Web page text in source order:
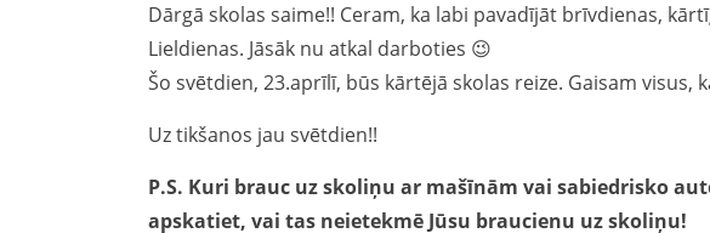
Dārgā skolas saime!! Ceram, ka labi pavadījāt brīvdienas,
Lieldienas. Jāsāk nu atkal darboties 😉
Šo svētdien, 23.aprīlī, būs kārtējā skolas reize. Gaisam visus,
Uz tikšanos jau svētdien!!
P.S. Kuri brauc uz skoliņu ar mašīnām vai sabiedrisko
apskatiet, vai tas neietekmē Jūsu braucienu uz skoliņu!